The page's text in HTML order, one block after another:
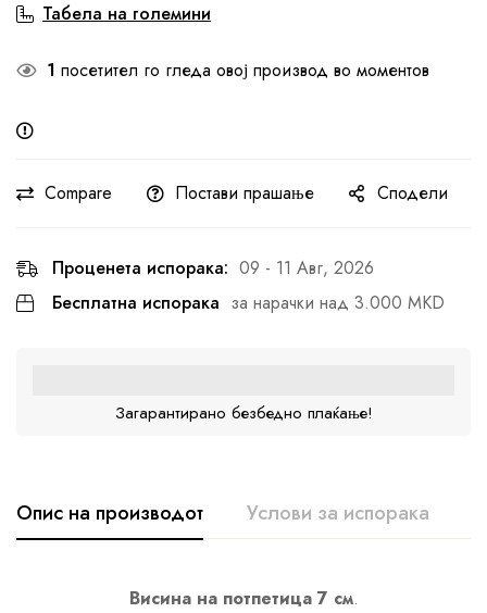
Табела на големини
1 посетител го гледа овој производ во моментов
Compare Постави прашање Сподели
Проценета испорака: 09 - 11 Авг, 2026
Бесплатна испорака за нарачки над 3.000 MKD
Загарантирано безбедно плаќање!
Опис на производот Услови за испорака
Висина на потпетица 7 см.